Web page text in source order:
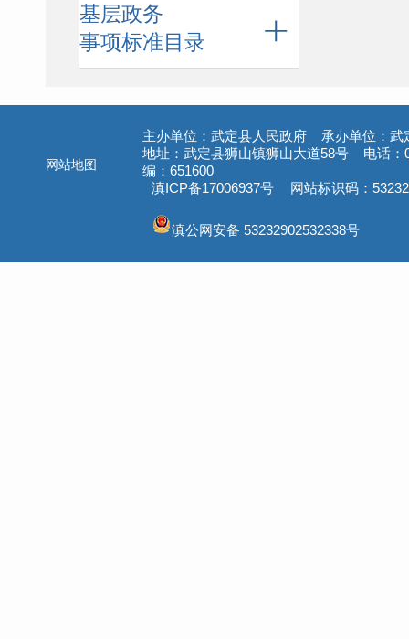
基层政务
事项标准目录
网站地图
主办单位：武定县人民政府 承办单位：武
地址：武定县狮山镇狮山大道58号 电话
编：651600
滇ICP备17006937号
网站标识码：
滇公网安备 53232902532338号